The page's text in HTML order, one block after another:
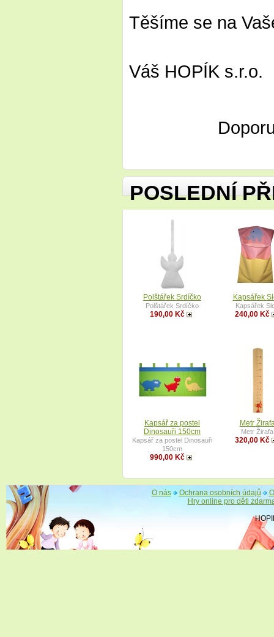
Těšíme se na
Váš HOPÍK s.r.o.
POSLEDNÍ
Polštářek Srdíčko
Polštářek Srdíčko
190,00 Kč
Kapsářek
Kapsářek
240,00 Kč
Kapsář za postel
Dinosauři 150cm
Kapsář za postel Dinosauři
150cm
990,00 Kč
Metr
Metr Žirafa
320,00 Kč
O nás Ochrana osobních údajů
Hry online pro děti